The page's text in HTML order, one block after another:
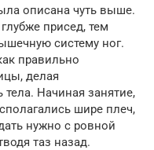
описана чуть выше.
присед, тем
систему ног.
правильно
делая
Начиная занятие,
шире плеч,
нужно с ровной
таз назад.